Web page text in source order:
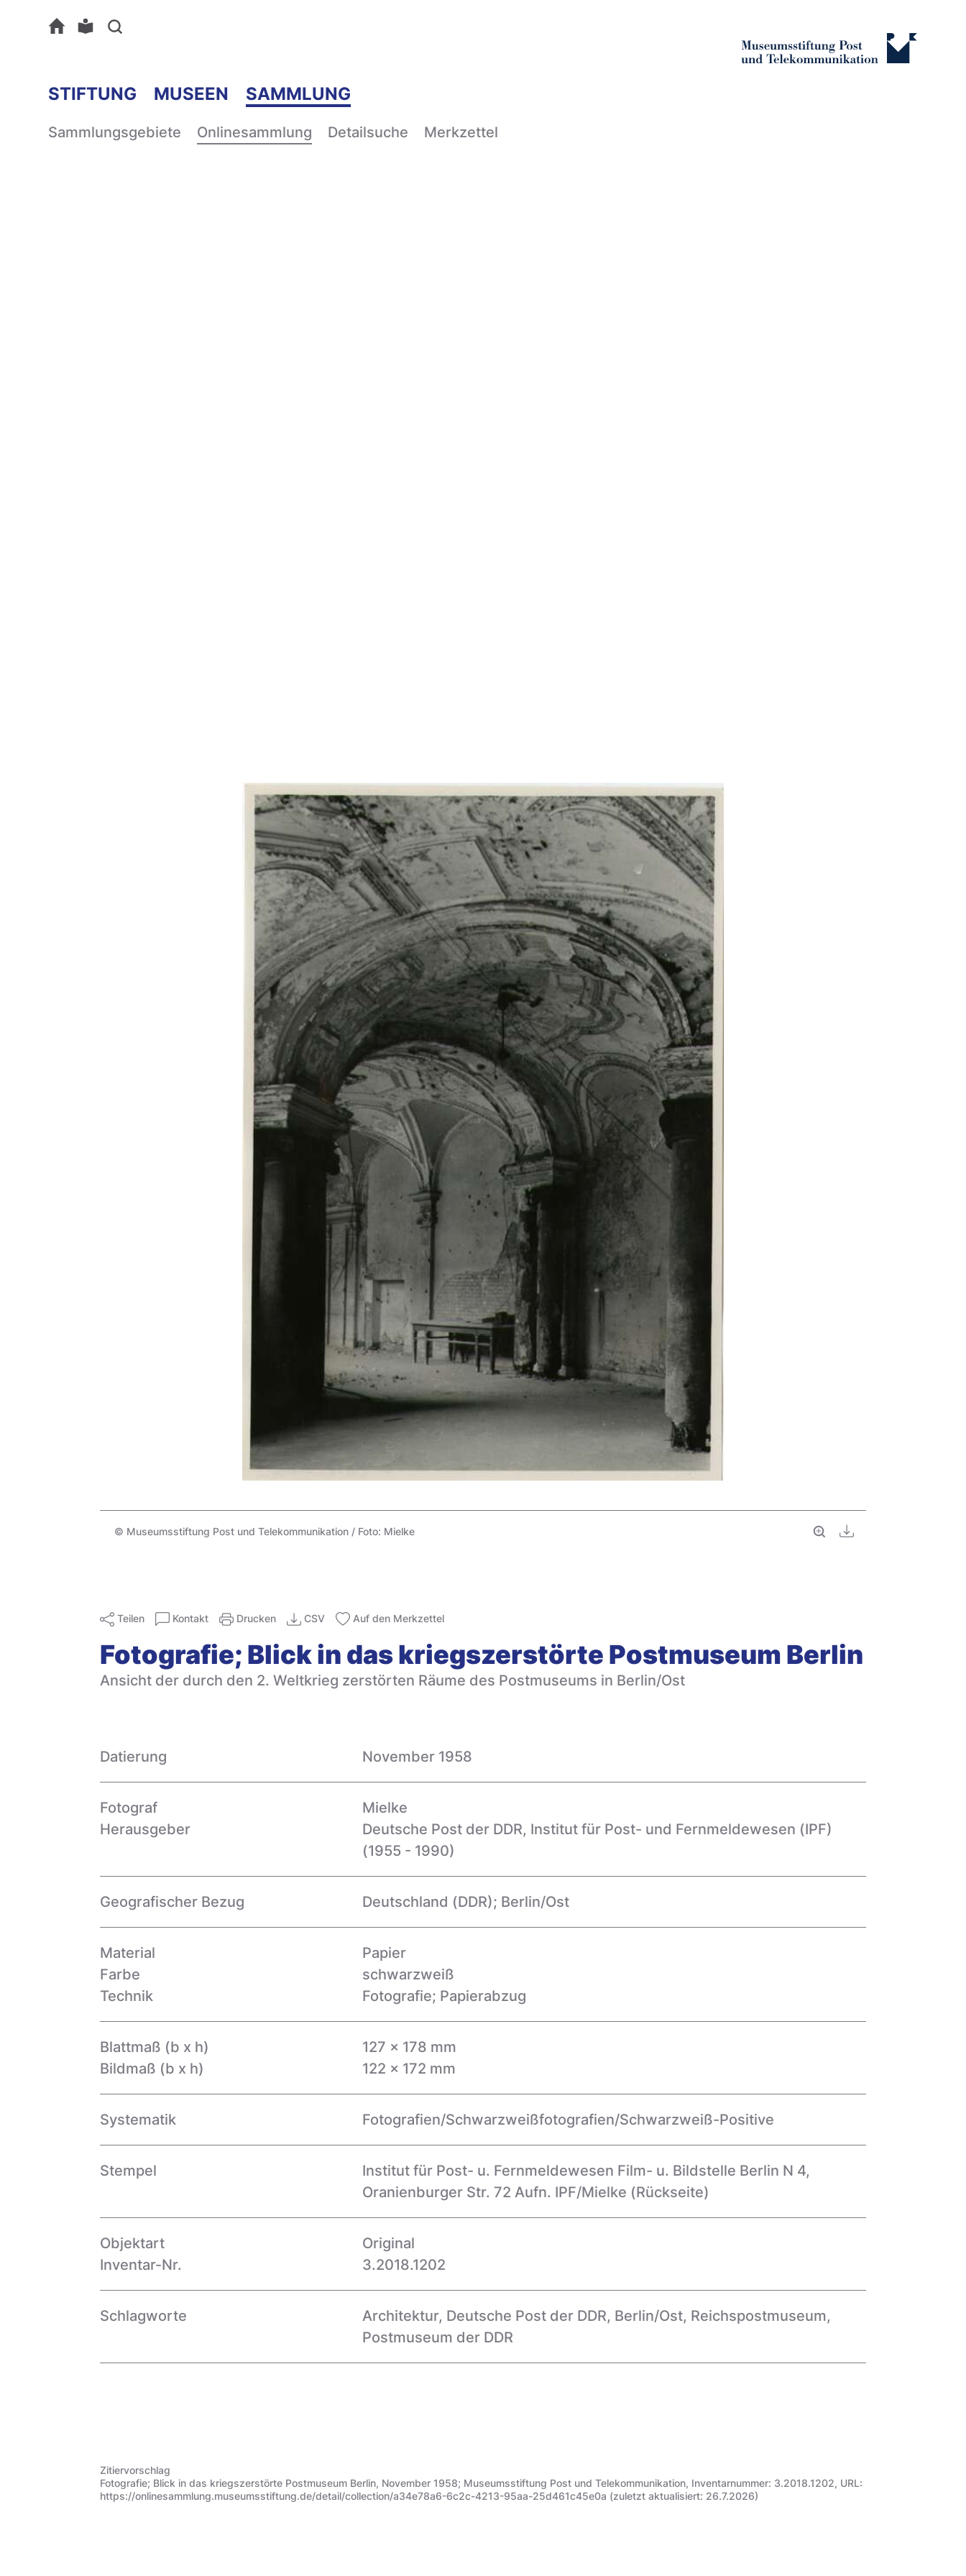
STIFTUNG MUSEEN SAMMLUNG
Sammlungsgebiete Onlinesammlung Detailsuche Merkzettel
VollbildDownload
© Museumsstiftung Post und Telekommunikation / Foto: Mielke
Teilen Kontakt Drucken CSV Auf den Merkzettel
Fotografie; Blick in das kriegszerstörte Postmuseum Berlin
Ansicht der durch den 2. Weltkrieg zerstörten Räume des Postmuseums in Berlin/Ost
Datierung November 1958
Fotograf
Mielke
Herausgeber
Deutsche Post der DDR, Institut für Post- und Fernmeldewesen (IPF)
(1955 - 1990)
Geografischer Bezug Deutschland (DDR); Berlin/Ost
Material
Papier
Farbe
schwarzweiß
Technik
Fotografie; Papierabzug
Blattmaß (b x h)
127 x 178 mm
Bildmaß (b x h)
122 x 172 mm
Systematik Fotografien/Schwarzweißfotografien/Schwarzweiß-Positive
Stempel
Institut für Post- u. Fernmeldewesen Film- u. Bildstelle Berlin N 4,
Oranienburger Str. 72 Aufn. IPF/Mielke (Rückseite)
Objektart
Original
Inventar-Nr.
3.2018.1202
Schlagworte Architektur, Deutsche Post der DDR, Berlin/Ost, Reichspostmuseum,
Postmuseum der DDR
Zitiervorschlag
Fotografie; Blick in das kriegszerstörte Postmuseum Berlin, November 1958; Museumsstiftung Post und Telekommunikation, Inventarnummer: 3.2018.1202, URL:
https://onlinesammlung.museumsstiftung.de/detail/collection/a34e78a6-6c2c-4213-95aa-25d461c45e0a (zuletzt aktualisiert: 26.7.2026)